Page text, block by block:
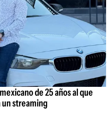
de 25 años al que
streaming